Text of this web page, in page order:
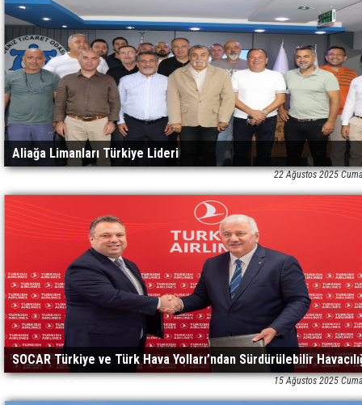
Aliağa Limanları Türkiye Lideri
22 Ağustos 2025
SOCAR Türkiye ve Türk Hava Yolları’ndan Sürdürülebilir
15 Ağustos 2025